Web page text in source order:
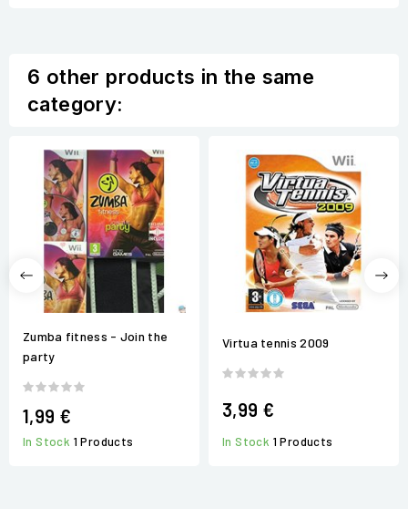
6 other products in the same
category:
Zumba fitness - Join the
party
1,99 €
In Stock 1 Products
Virtua tennis 2009
3,99 €
In Stock 1 Products